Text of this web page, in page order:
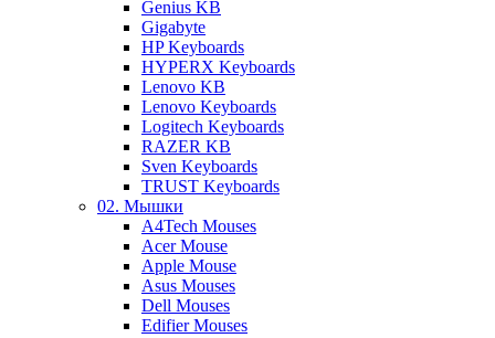
Genius KB
Gigabyte
HP Keyboards
HYPERX Keyboards
Lenovo KB
Lenovo Keyboards
Logitech Keyboards
RAZER KB
Sven Keyboards
TRUST Keyboards
02. Мышки
A4Tech Mouses
Acer Mouse
Apple Mouse
Asus Mouses
Dell Mouses
Edifier Mouses